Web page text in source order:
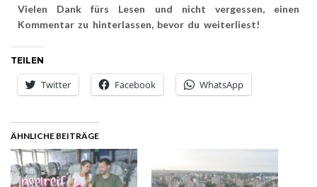
Vielen Dank fürs Lesen und nicht vergessen, einen
Kommentar zu hinterlassen, bevor du weiterliest!
TEILEN
Twitter Facebook WhatsApp
ÄHNLICHE BEITRÄGE